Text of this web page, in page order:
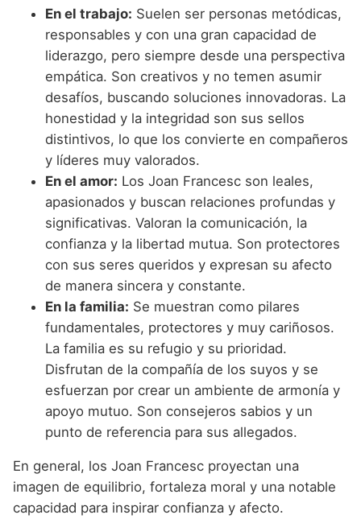
En el trabajo: Suelen ser personas metódicas,
responsables y con una gran capacidad de
liderazgo, pero siempre desde una perspectiva
empática. Son creativos y no temen asumir
desafíos, buscando soluciones innovadoras. La
honestidad y la integridad son sus sellos
distintivos, lo que los convierte en compañeros
y líderes muy valorados.
En el amor: Los Joan Francesc son leales,
apasionados y buscan relaciones profundas y
significativas. Valoran la comunicación, la
confianza y la libertad mutua. Son protectores
con sus seres queridos y expresan su afecto
de manera sincera y constante.
En la familia: Se muestran como pilares
fundamentales, protectores y muy cariñosos.
La familia es su refugio y su prioridad.
Disfrutan de la compañía de los suyos y se
esfuerzan por crear un ambiente de armonía y
apoyo mutuo. Son consejeros sabios y un
punto de referencia para sus allegados.
En general, los Joan Francesc proyectan una
imagen de equilibrio, fortaleza moral y una notable
capacidad para inspirar confianza y afecto.